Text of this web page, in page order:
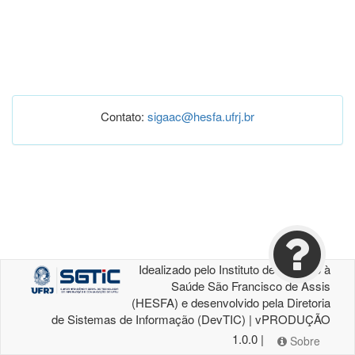
Contato: sigaac@hesfa.ufrj.br
Idealizado pelo Instituto de Atenção à
Saúde São Francisco de Assis
(HESFA) e desenvolvido pela Diretoria
de Sistemas de Informação (DevTIC) | vPRODUÇÃO
1.0.0 |
Sobre